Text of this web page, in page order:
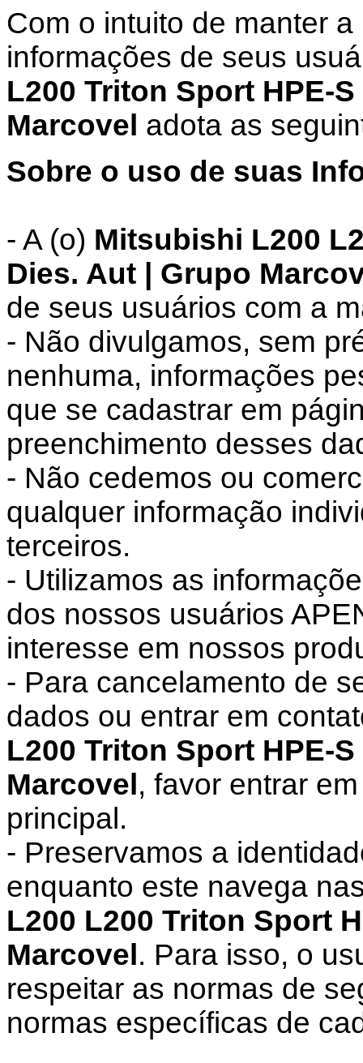
Com o intuito de manter
informações de seus
L200 Triton Sport HPE-
Marcovel adota as
Sobre o uso de suas
- A (o) Mitsubishi L200
Dies. Aut | Grupo
de seus usuários com a
- Não divulgamos, sem
nenhuma, informações
que se cadastrar em
preenchimento desses
- Não cedemos ou
qualquer informação
terceiros.
- Utilizamos as
dos nossos usuários
interesse em nossos
- Para cancelamento de
dados ou entrar em
L200 Triton Sport HPE-
Marcovel , favor entrar
principal.
- Preservamos a
enquanto este navega
L200 L200 Triton Sport
Marcovel . Para isso, o
respeitar as normas de
normas específicas de